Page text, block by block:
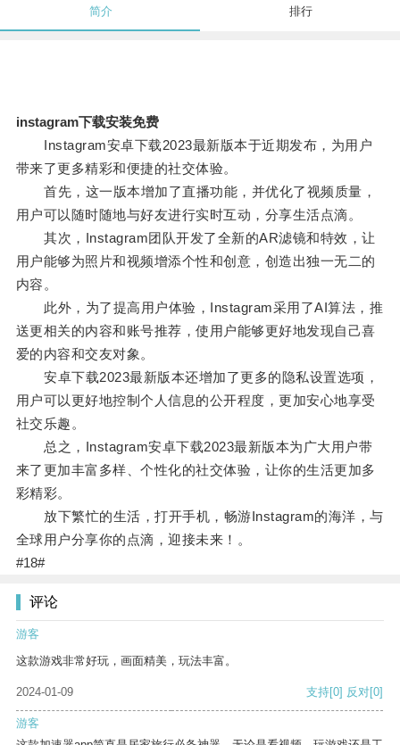
简介 排行
instagram下载安装免费
Instagram安卓下载2023最新版本于近期发布，为用户
带来了更多精彩和便捷的社交体验。
首先，这一版本增加了直播功能，并优化了视频质量，
用户可以随时随地与好友进行实时互动，分享生活点滴。
其次，Instagram团队开发了全新的AR滤镜和特效，让
用户能够为照片和视频增添个性和创意，创造出独一无二的
内容。
此外，为了提高用户体验，Instagram采用了AI算法，推
送更相关的内容和账号推荐，使用户能够更好地发现自己喜
爱的内容和交友对象。
安卓下载2023最新版本还增加了更多的隐私设置选项，
用户可以更好地控制个人信息的公开程度，更加安心地享受
社交乐趣。
总之，Instagram安卓下载2023最新版本为广大用户带
来了更加丰富多样、个性化的社交体验，让你的生活更加多
彩精彩。
放下繁忙的生活，打开手机，畅游Instagram的海洋，与
全球用户分享你的点滴，迎接未来！。
#18#
评论
游客
这款游戏非常好玩，画面精美，玩法丰富。
2024-01-09 支持[0] 反对[0]
游客